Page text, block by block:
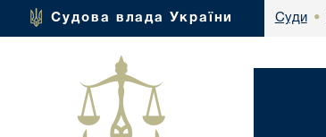
Судова влада України Суди •